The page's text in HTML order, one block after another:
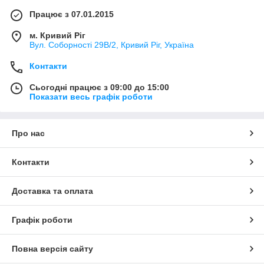
Працює з 07.01.2015
м. Кривий Ріг
Вул. Соборності 29В/2, Кривий Ріг, Україна
Контакти
Сьогодні працює з 09:00 до 15:00
Показати весь графік роботи
Про нас
Контакти
Доставка та оплата
Графік роботи
Повна версія сайту